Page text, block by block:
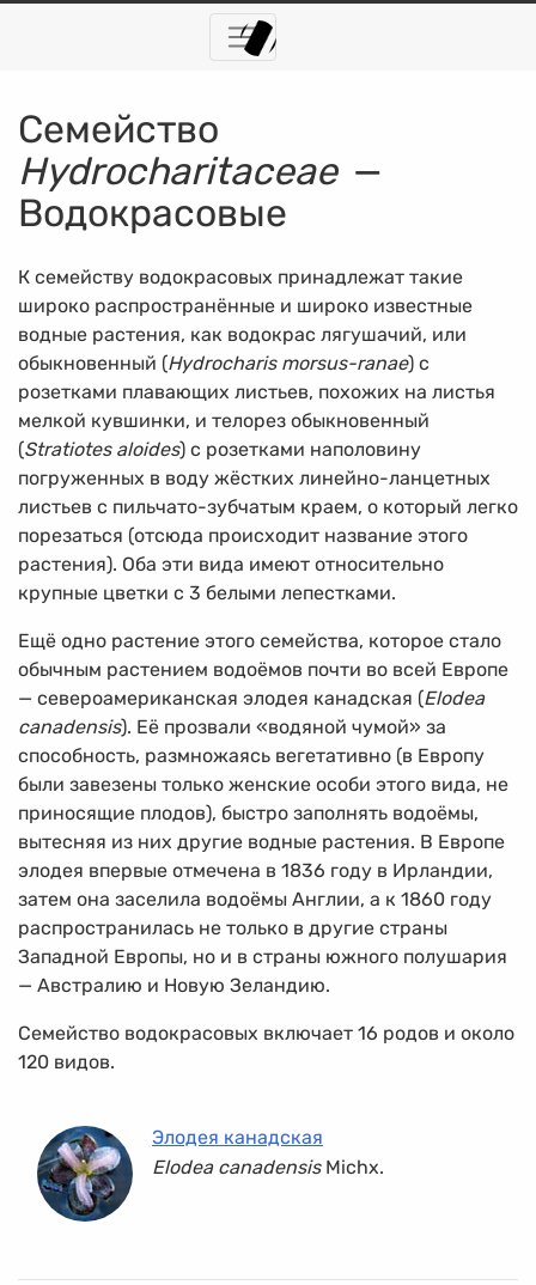
Семейство
Hydrocharitaceae—
Водокрасовые
К семейству водокрасовых принадлежат такие
широко распространённые и широко известные
водные растения, как водокрас лягушачий, или
обыкновенный (Hydrocharis morsus-ranae) с
розетками плавающих листьев, похожих на листья
мелкой кувшинки, и телорез обыкновенный
(Stratiotes aloides) с розетками наполовину
погруженных в воду жёстких линейно-ланцетных
листьев с пильчато-зубчатым краем, о который легко
порезаться (отсюда происходит название этого
растения). Оба эти вида имеют относительно
крупные цветки с 3 белыми лепестками.
Ещё одно растение этого семейства, которое стало
обычным растением водоёмов почти во всей Европе
— североамериканская элодея канадская (Elodea
canadensis). Её прозвали «водяной чумой» за
способность, размножаясь вегетативно (в Европу
были завезены только женские особи этого вида, не
приносящие плодов), быстро заполнять водоёмы,
вытесняя из них другие водные растения. В Европе
элодея впервые отмечена в 1836 году в Ирландии,
затем она заселила водоёмы Англии, а к 1860 году
распространилась не только в другие страны
Западной Европы, но и в страны южного полушария
— Австралию и Новую Зеландию.
Семейство водокрасовых включает 16 родов и около
120 видов.
Элодея канадская
Elodea canadensisMichx.